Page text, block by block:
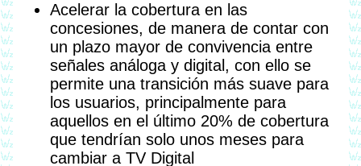
Acelerar la cobertura en las
concesiones, de manera de contar con
un plazo mayor de convivencia entre
señales análoga y digital, con ello se
permite una transición más suave para
los usuarios, principalmente para
aquellos en el último 20% de cobertura
que tendrían solo unos meses para
cambiar a TV Digital